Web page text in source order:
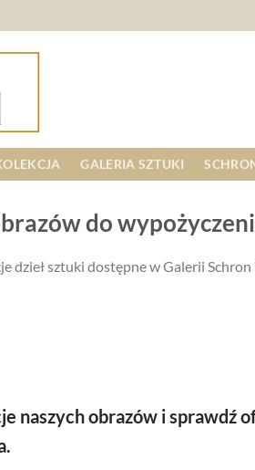
GALERIA SZTUKI
do
dzieł sztuki dostępne w Galerii
naszych obrazów i sprawdź